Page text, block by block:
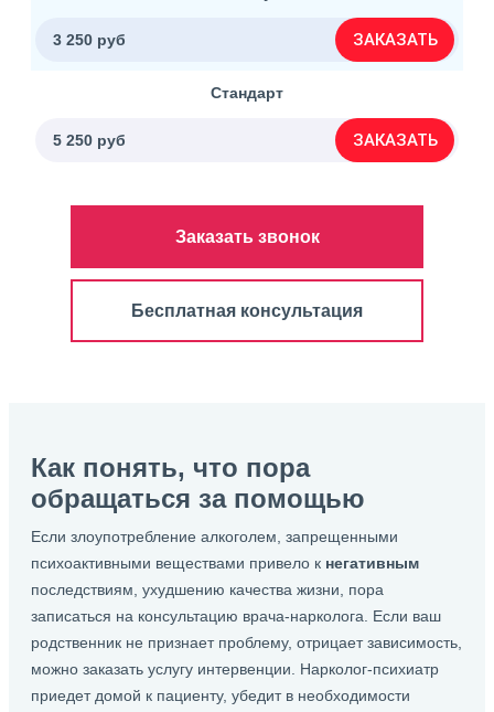
3 250 руб ЗАКАЗАТЬ
Стандарт
5 250 руб ЗАКАЗАТЬ
Заказать звонок
Бесплатная консультация
Как понять, что пора
обращаться за помощью
Если злоупотребление алкоголем, запрещенными
психоактивными веществами привело к негативным
последствиям, ухудшению качества жизни, пора
записаться на консультацию врача-нарколога. Если ваш
родственник не признает проблему, отрицает зависимость,
можно заказать услугу интервенции. Нарколог-психиатр
приедет домой к пациенту, убедит в необходимости